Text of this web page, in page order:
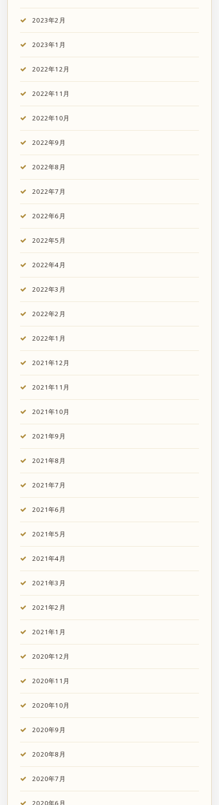
2023年2月
2023年1月
2022年12月
2022年11月
2022年10月
2022年9月
2022年8月
2022年7月
2022年6月
2022年5月
2022年4月
2022年3月
2022年2月
2022年1月
2021年12月
2021年11月
2021年10月
2021年9月
2021年8月
2021年7月
2021年6月
2021年5月
2021年4月
2021年3月
2021年2月
2021年1月
2020年12月
2020年11月
2020年10月
2020年9月
2020年8月
2020年7月
2020年6月